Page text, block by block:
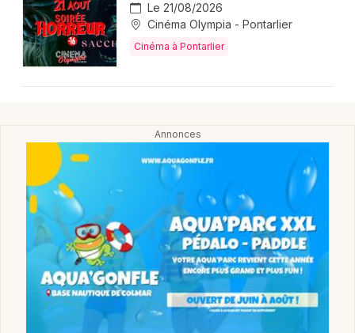
Sports
Soirées
Expos
Sorties & loisirs
Cinéma dans le Doubs
Cinéma en Franche-Comté
Cinéma en Bourgogne-Franche-Comté
Paris
Strasbourg
Toulouse
Le 21/08/2026
Cinéma Olympia - Pontarlier
Cinéma à Pontarlier